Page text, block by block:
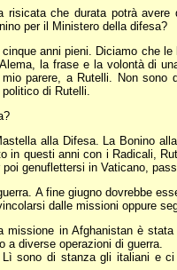
risicata che durata potrà
per il Ministero della difesa?
anni pieni. Diciamo che le
la frase e la volontà di
parere, a Rutelli. Non sono
di Rutelli.
alla Difesa. La Bonino
in questi anni con i Radicali,
genuflettersi in Vaticano,
A fine giugno dovrebbe
dalle missioni oppure
missione in Afghanistan è
a diverse operazioni di guerra.
sono di stanza gli italiani e